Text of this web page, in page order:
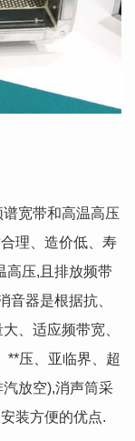
宽带和高温高压
理、造价低、寿
高压,且排放频带
音器是根据抗、
、适应频带宽、
**压、亚临界、超
放空),消声筒采
装方便的优点.